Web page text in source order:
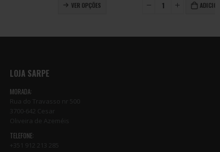
VER OPÇÕES ADICIONAR
LOJA SARPE
MORADA:
Rua do Travasso nr 500
3700-642 Cesar
Oliveira de Azeméis
TELEFONE:
+351 912 213 285